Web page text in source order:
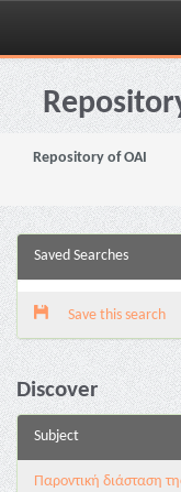
Skip
navigation
Repository of OAI
Saved Searches
Save this search
Discover
Subject
Παροντική διάσταση